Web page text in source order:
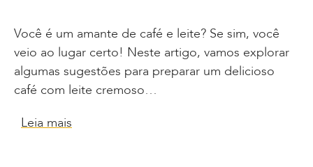
Você é um amante de café e leite? Se sim, você
veio ao lugar certo! Neste artigo, vamos explorar
algumas sugestões para preparar um delicioso
café com leite cremoso…
Leia mais